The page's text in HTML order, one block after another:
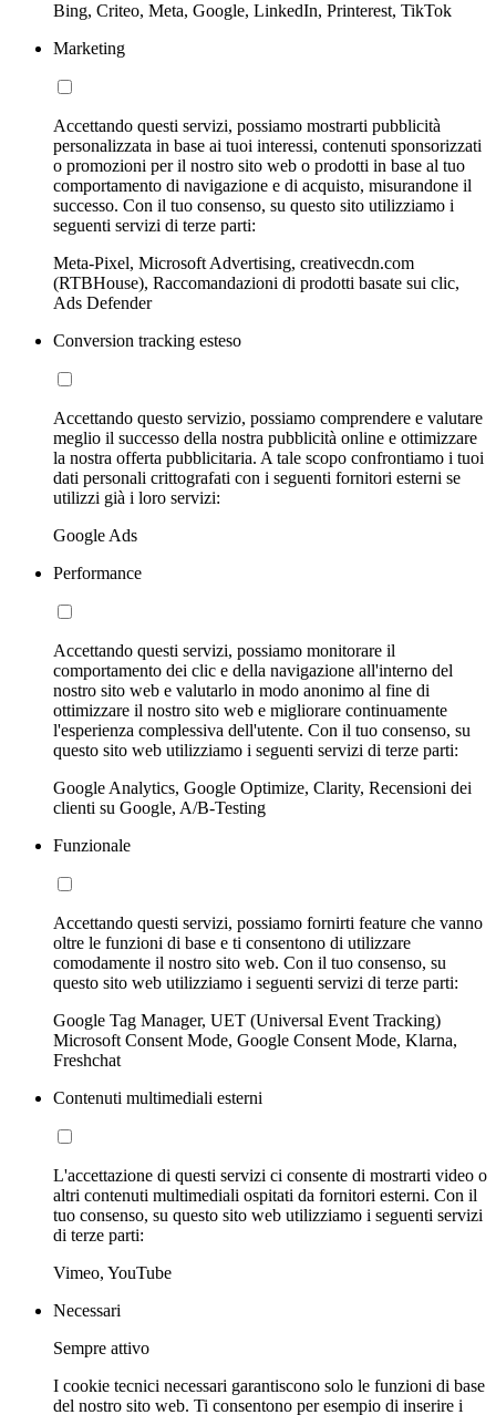
Bing, Criteo, Meta, Google, LinkedIn, Printerest, TikTok
Marketing
Accettando questi servizi, possiamo mostrarti pubblicità
personalizzata in base ai tuoi interessi, contenuti sponsorizzati
o promozioni per il nostro sito web o prodotti in base al tuo
comportamento di navigazione e di acquisto, misurandone il
successo. Con il tuo consenso, su questo sito utilizziamo i
seguenti servizi di terze parti:
Meta-Pixel, Microsoft Advertising, creativecdn.com
(RTBHouse), Raccomandazioni di prodotti basate sui clic,
Ads Defender
Conversion tracking esteso
Accettando questo servizio, possiamo comprendere e valutare
meglio il successo della nostra pubblicità online e ottimizzare
la nostra offerta pubblicitaria. A tale scopo confrontiamo i tuoi
dati personali crittografati con i seguenti fornitori esterni se
utilizzi già i loro servizi:
Google Ads
Performance
Accettando questi servizi, possiamo monitorare il
comportamento dei clic e della navigazione all'interno del
nostro sito web e valutarlo in modo anonimo al fine di
ottimizzare il nostro sito web e migliorare continuamente
l'esperienza complessiva dell'utente. Con il tuo consenso, su
questo sito web utilizziamo i seguenti servizi di terze parti:
Google Analytics, Google Optimize, Clarity, Recensioni dei
clienti su Google, A/B-Testing
Funzionale
Accettando questi servizi, possiamo fornirti feature che vanno
oltre le funzioni di base e ti consentono di utilizzare
comodamente il nostro sito web. Con il tuo consenso, su
questo sito web utilizziamo i seguenti servizi di terze parti:
Google Tag Manager, UET (Universal Event Tracking)
Microsoft Consent Mode, Google Consent Mode, Klarna,
Freshchat
Contenuti multimediali esterni
L'accettazione di questi servizi ci consente di mostrarti video o
altri contenuti multimediali ospitati da fornitori esterni. Con il
tuo consenso, su questo sito web utilizziamo i seguenti servizi
di terze parti:
Vimeo, YouTube
Necessari
Sempre attivo
I cookie tecnici necessari garantiscono solo le funzioni di base
del nostro sito web. Ti consentono per esempio di inserire i